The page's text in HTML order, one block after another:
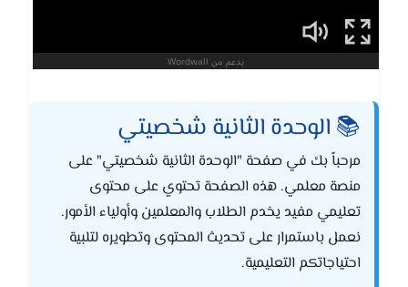
📚 الوحدة الثانية شخصيتي
مرحباً بك في صفحة "الوحدة الثانية شخصيتي" على
منصة معلمي. هذه الصفحة تحتوي على محتوى
تعليمي مفيد يخدم الطلاب والمعلمين وأولياء الأمور.
نعمل باستمرار على تحديث المحتوى وتطويره لتلبية
احتياجاتكم التعليمية.